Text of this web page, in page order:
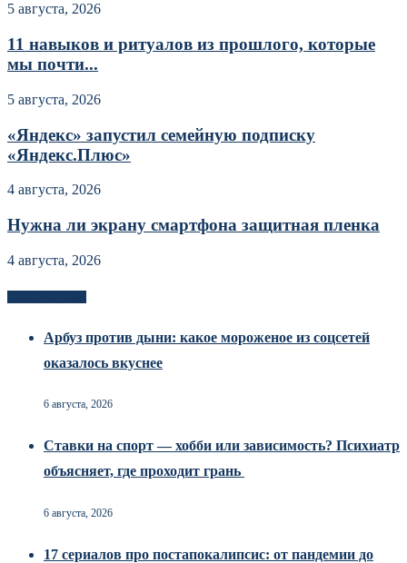
5 августа, 2026
11 навыков и ритуалов из прошлого, которые
мы почти...
5 августа, 2026
«Яндекс» запустил семейную подписку
«Яндекс.Плюс»
4 августа, 2026
Нужна ли экрану смартфона защитная пленка
4 августа, 2026
Арбуз против дыни: какое мороженое из соцсетей
оказалось вкуснее
6 августа, 2026
Ставки на спорт — хобби или зависимость? Психиатр
объясняет, где проходит грань
6 августа, 2026
17 сериалов про постапокалипсис: от пандемии до